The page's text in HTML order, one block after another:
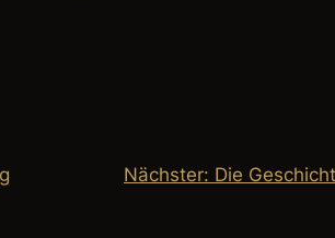
Nächster: Die